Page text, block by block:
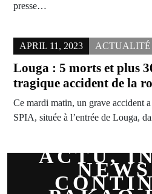
presse…
APRIL 11, 2023 ACTUALITÉ
Louga : 5 morts et plus
tragique accident de la
Ce mardi matin, un grave accident
SPIA, située à l’entrée de Louga,
ACTU,